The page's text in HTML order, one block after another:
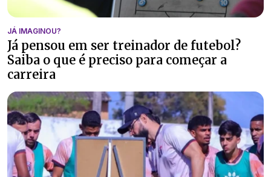
JÁ IMAGINOU?
Já pensou em ser treinador de futebol?
Saiba o que é preciso para começar a
carreira